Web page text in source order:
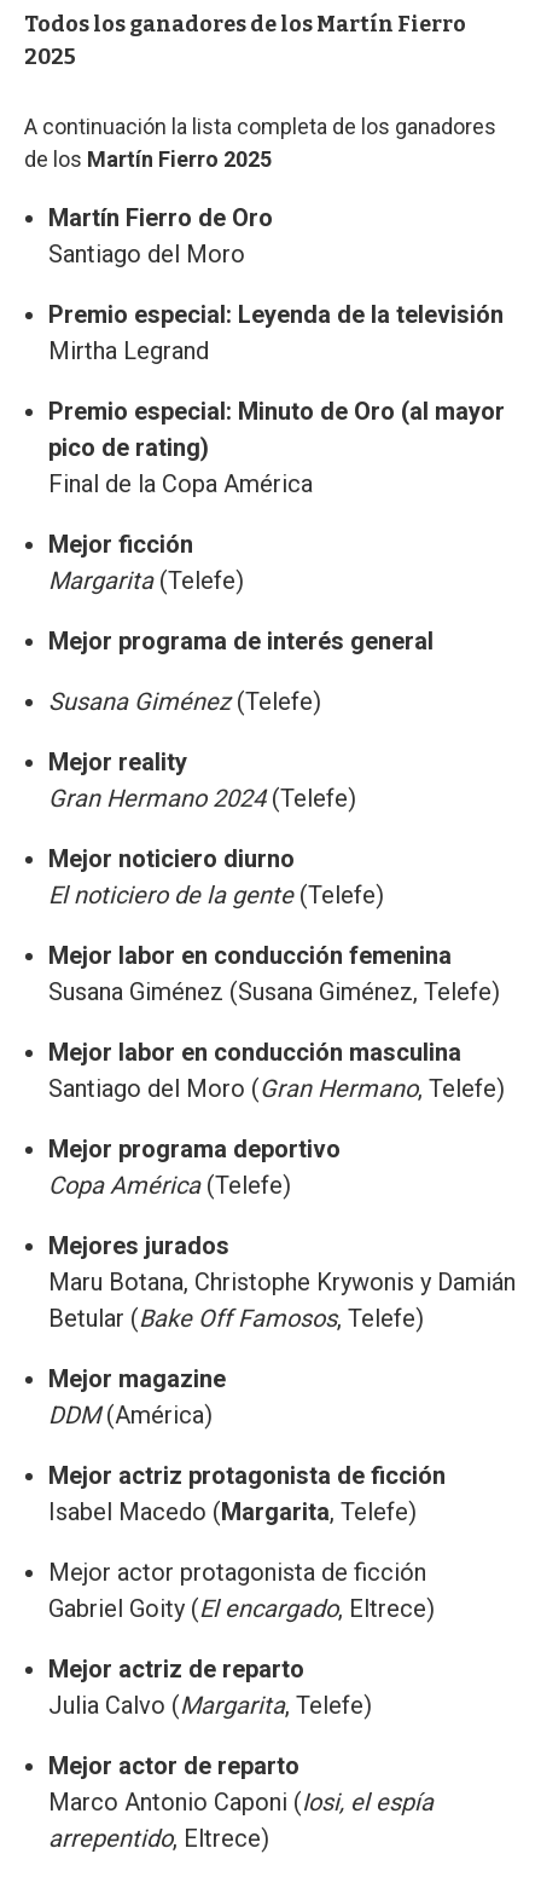
Todos los ganadores de los Martín Fierro
2025
A continuación la lista completa de los ganadores
de los Martín Fierro 2025
Martín Fierro de Oro
Santiago del Moro
Premio especial: Leyenda de la televisión
Mirtha Legrand
Premio especial: Minuto de Oro (al mayor
pico de rating)
Final de la Copa América
Mejor ficción
Margarita(Telefe)
Mejor programa de interés general
Susana Giménez(Telefe)
Mejor reality
Gran Hermano 2024(Telefe)
Mejor noticiero diurno
El noticiero de la gente(Telefe)
Mejor labor en conducción femenina
Susana Giménez (Susana Giménez, Telefe)
Mejor labor en conducción masculina
Santiago del Moro (Gran Hermano, Telefe)
Mejor programa deportivo
Copa América(Telefe)
Mejores jurados
Maru Botana, Christophe Krywonis y Damián
Betular (Bake Off Famosos, Telefe)
Mejor magazine
DDM(América)
Mejor actriz protagonista de ficción
Isabel Macedo (Margarita, Telefe)
Mejor actor protagonista de ficción
Gabriel Goity (El encargado, Eltrece)
Mejor actriz de reparto
Julia Calvo (Margarita, Telefe)
Mejor actor de reparto
Marco Antonio Caponi (Iosi, el espía
arrepentido, Eltrece)